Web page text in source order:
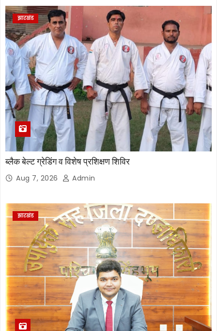
झारखंड
ब्लैक बेल्ट ग्रेडिंग व विशेष प्रशिक्षण शिविर
Aug 7, 2026 Admin
झारखंड